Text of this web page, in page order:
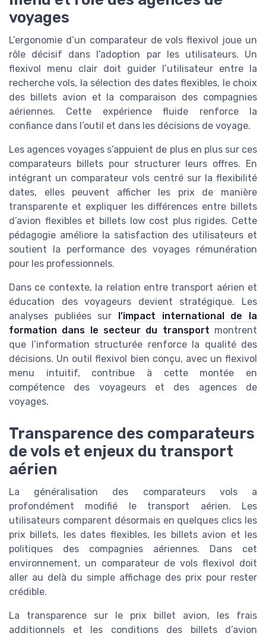
voyages
L’ergonomie d’un comparateur de vols flexivol joue un
rôle décisif dans l’adoption par les utilisateurs. Un
flexivol menu clair doit guider l’utilisateur entre la
recherche vols, la sélection des dates flexibles, le choix
des billets avion et la comparaison des compagnies
aériennes. Cette expérience fluide renforce la
confiance dans l’outil et dans les décisions de voyage.
Les agences voyages s’appuient de plus en plus sur ces
comparateurs billets pour structurer leurs offres. En
intégrant un comparateur vols centré sur la flexibilité
dates, elles peuvent afficher les prix de manière
transparente et expliquer les différences entre billets
d’avion flexibles et billets low cost plus rigides. Cette
pédagogie améliore la satisfaction des utilisateurs et
soutient la performance des voyages rémunération
pour les professionnels.
Dans ce contexte, la relation entre transport aérien et
éducation des voyageurs devient stratégique. Les
analyses publiées sur l’impact international de la
formation dans le secteur du transport montrent
que l’information structurée renforce la qualité des
décisions. Un outil flexivol bien conçu, avec un flexivol
menu intuitif, contribue à cette montée en
compétence des voyageurs et des agences de
voyages.
Transparence des comparateurs
de vols et enjeux du transport
aérien
La généralisation des comparateurs vols a
profondément modifié le transport aérien. Les
utilisateurs comparent désormais en quelques clics les
prix billets, les dates flexibles, les billets avion et les
politiques des compagnies aériennes. Dans cet
environnement, un comparateur de vols flexivol doit
aller au delà du simple affichage des prix pour rester
crédible.
La transparence sur le prix billet avion, les frais
additionnels et les conditions des billets d’avion